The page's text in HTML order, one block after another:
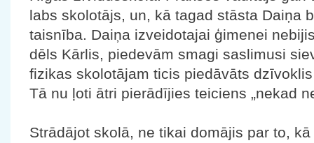
labs skolotājs, un, kā tagad stāsta Daiņa
taisnība. Daiņa izveidotajai ģimenei
dēls Kārlis, piedevām smagi saslimusi
fizikas skolotājam ticis piedāvāts
Tā nu ļoti ātri pierādījies teiciens „nekad
Strādājot skolā, ne tikai domājis par to,